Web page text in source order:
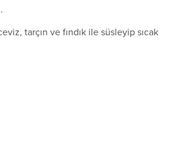
tarçın ve fındık ile süsleyip sıcak